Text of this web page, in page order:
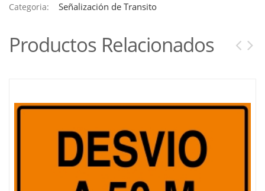
Categoria: Señalización de Transito
Productos Relacionados